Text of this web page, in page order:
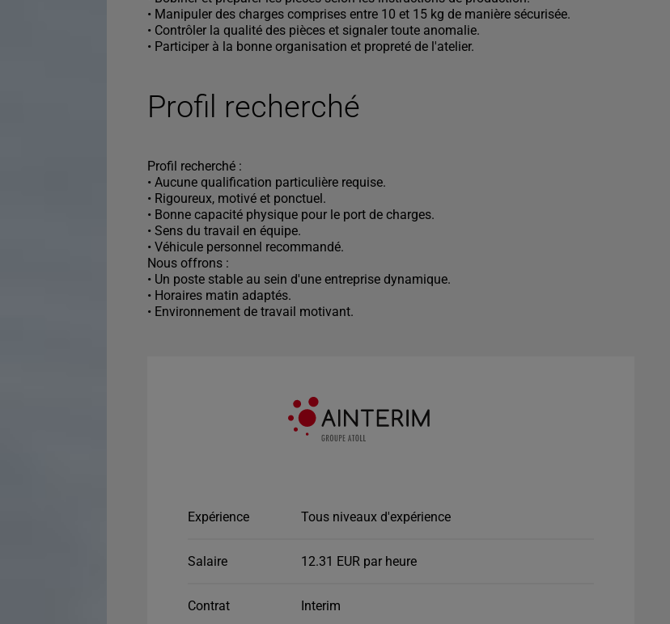
• Manipuler des charges comprises entre 10 et 15 kg de manière sécurisée.
• Contrôler la qualité des pièces et signaler toute anomalie.
• Participer à la bonne organisation et propreté de l'atelier.
Profil recherché
Profil recherché :
• Aucune qualification particulière requise.
• Rigoureux, motivé et ponctuel.
• Bonne capacité physique pour le port de charges.
• Sens du travail en équipe.
• Véhicule personnel recommandé.
Nous offrons :
• Un poste stable au sein d'une entreprise dynamique.
• Horaires matin adaptés.
• Environnement de travail motivant.
Expérience Tous niveaux d'expérience
Salaire 12.31 EUR par heure
Contrat Interim